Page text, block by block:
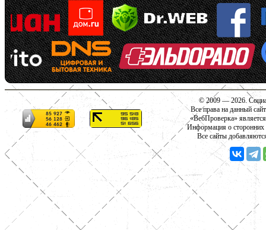
© 2009 — 2026.
Все права на данный
«ВебПроверка»
Информация о сторонних
Все сайты